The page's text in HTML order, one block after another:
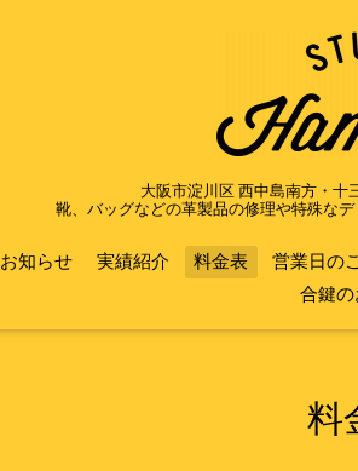
大阪市淀川区 西中島南方・十
靴、バッグなどの革製品の修理や特殊な
お知らせ 実績紹介 料金表 営業日の
合鍵の
料